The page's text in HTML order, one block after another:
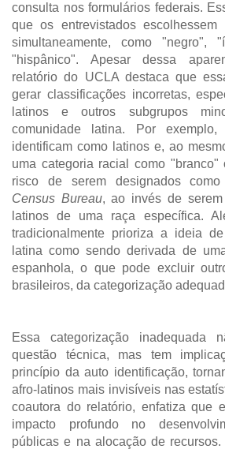
consulta nos formulários federais.
que os entrevistados escolhessem
simultaneamente, como "negro",
"hispânico". Apesar dessa
relatório do UCLA destaca que
gerar classificações incorretas,
latinos e outros subgrupos
comunidade latina. Por
identificam como latinos e, ao
uma categoria racial como
risco de serem designados
Census Bureau, ao invés de serem
latinos de uma raça específica.
tradicionalmente prioriza a ideia
latina como sendo derivada de
espanhola, o que pode excluir
brasileiros, da categorização
Essa categorização inadequada
questão técnica, mas tem
princípio da auto identificação,
afro-latinos mais invisíveis nas
coautora do relatório, enfatiza que
impacto profundo no
públicas e na alocação de